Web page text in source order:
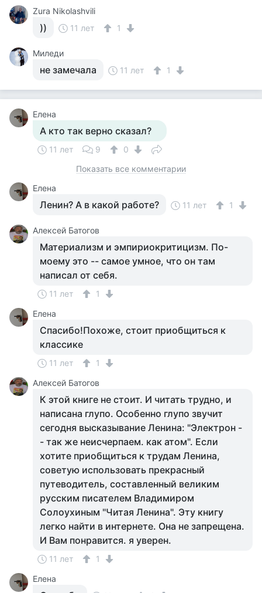
Zura Nikolashvili
)) 11 лет 1
Миледи
не замечала 11 лет 1
Елена
А кто так верно сказал?
11 лет 9
0
Показать все комментарии
Елена
Ленин? А в какой работе? 11 лет 1
Алексей Батогов
Материализм и эмпириокритицизм. По-
моему это -- самое умное, что он там
написал от себя.
11 лет
1
Елена
Спасибо!Похоже, стоит приобщиться к
классике
11 лет
1
Алексей Батогов
К этой книге не стоит. И читать трудно, и
написана глупо. Особенно глупо звучит
сегодня высказывание Ленина: "Электрон -
- так же неисчерпаем. как атом". Если
хотите приобщиться к трудам Ленина,
советую использовать прекрасный
путеводитель, составленный великим
русским писателем Владимиром
Солоухиным "Читая Ленина". Эту книгу
легко найти в интернете. Она не запрещена.
И Вам понравится. я уверен.
11 лет
1
Елена